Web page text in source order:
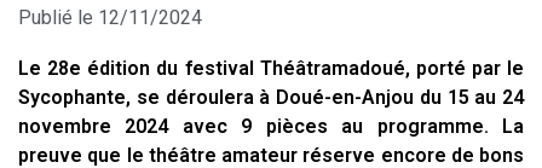
Publié le 12/11/2024
Le 28e édition du festival Théâtramadoué, porté par le
Sycophante, se déroulera à Doué-en-Anjou du 15 au 24
novembre 2024 avec 9 pièces au programme. La
preuve que le théâtre amateur réserve encore de bons